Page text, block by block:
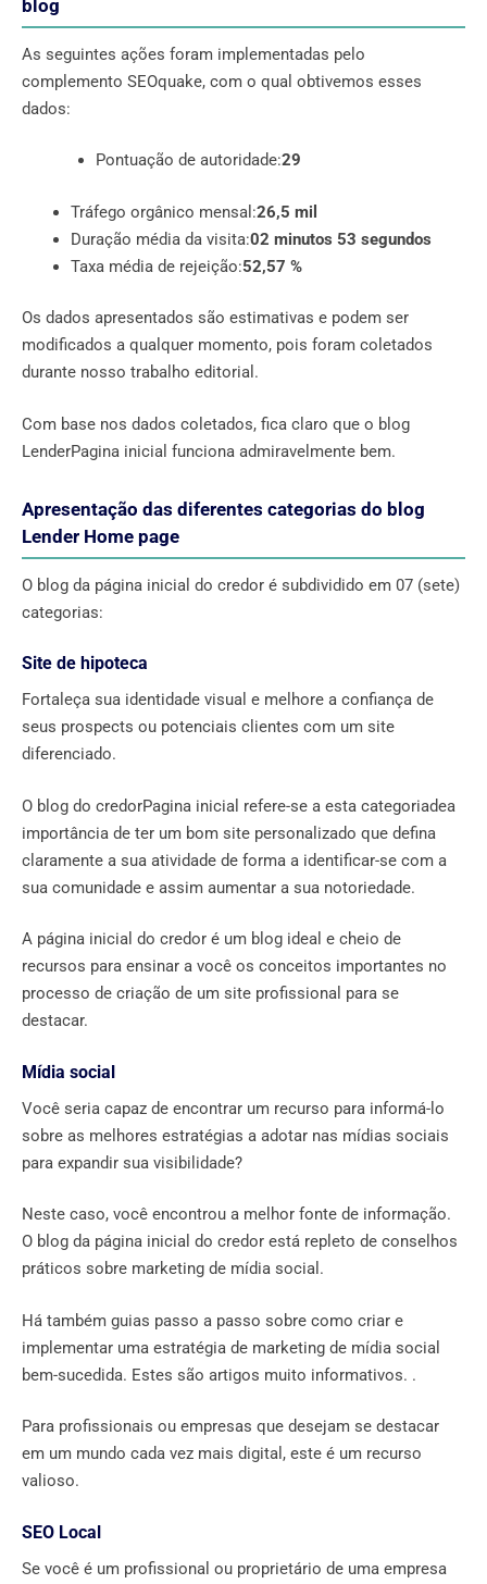
blog
As seguintes ações foram implementadas pelo
complemento SEOquake, com o qual obtivemos esses
dados:
Pontuação de autoridade:29
Tráfego orgânico mensal:26,5 mil
Duração média da visita:02 minutos 53 segundos
Taxa média de rejeição:52,57 %
Os dados apresentados são estimativas e podem ser
modificados a qualquer momento, pois foram coletados
durante nosso trabalho editorial.
Com base nos dados coletados, fica claro que o blog
LenderPagina inicial funciona admiravelmente bem.
Apresentação das diferentes categorias do blog
Lender Home page
O blog da página inicial do credor é subdividido em 07 (sete)
categorias:
Site de hipoteca
Fortaleça sua identidade visual e melhore a confiança de
seus prospects ou potenciais clientes com um site
diferenciado.
O blog do credorPagina inicial refere-se a esta categoriadea
importância de ter um bom site personalizado que defina
claramente a sua atividade de forma a identificar-se com a
sua comunidade e assim aumentar a sua notoriedade.
A página inicial do credor é um blog ideal e cheio de
recursos para ensinar a você os conceitos importantes no
processo de criação de um site profissional para se
destacar.
Mídia social
Você seria capaz de encontrar um recurso para informá-lo
sobre as melhores estratégias a adotar nas mídias sociais
para expandir sua visibilidade?
Neste caso, você encontrou a melhor fonte de informação.
O blog da página inicial do credor está repleto de conselhos
práticos sobre marketing de mídia social.
Há também guias passo a passo sobre como criar e
implementar uma estratégia de marketing de mídia social
bem-sucedida. Estes são artigos muito informativos. .
Para profissionais ou empresas que desejam se destacar
em um mundo cada vez mais digital, este é um recurso
valioso.
SEO Local
Se você é um profissional ou proprietário de uma empresa